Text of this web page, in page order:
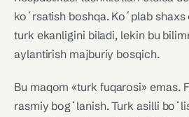
koʻrsatish boshqa. Koʻplab
turk ekanligini biladi, lekin bu
aylantirish majburiy bosqich.
Bu maqom «turk fuqarosi» emas.
rasmiy bogʻlanish. Turk asilli